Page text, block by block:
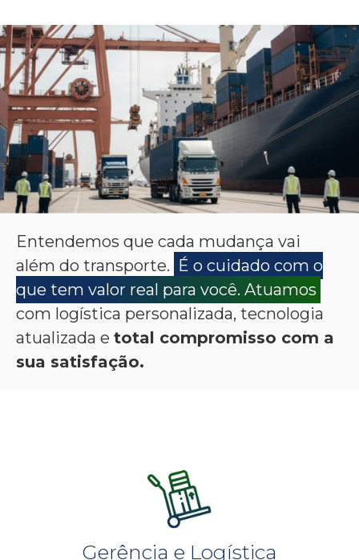
Entendemos que cada mudança vai
além do transporte. É o cuidado com o
que tem valor real para você. Atuamos
com logística personalizada, tecnologia
atualizada e total compromisso com a
sua satisfação.
Gerência e Logística